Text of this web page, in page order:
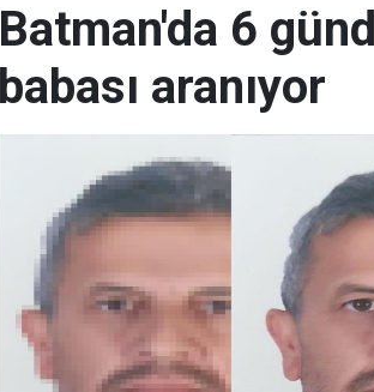
Batman'da 6
babası aranıyor